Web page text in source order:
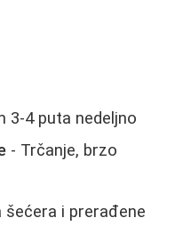
3-4 puta nedeljno
- Trčanje, brzo
šećera i prerađene